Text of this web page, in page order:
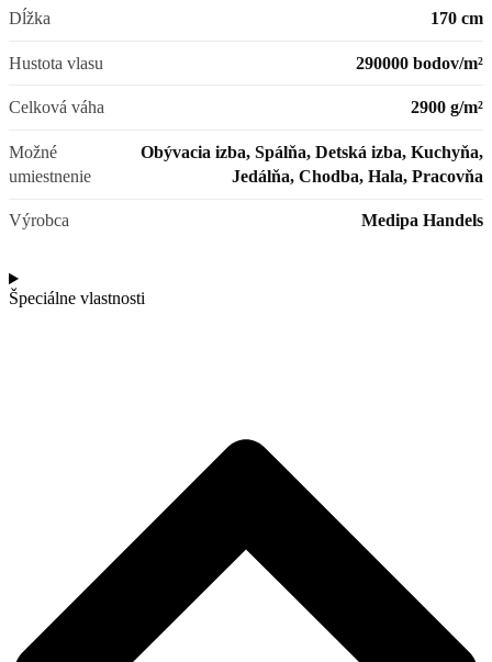
Dĺžka 170 cm
Hustota vlasu 290000 bodov/m²
Celková váha 2900 g/m²
Možné
umiestnenie
Obývacia izba, Spálňa, Detská izba, Kuchyňa,
Jedálňa, Chodba, Hala, Pracovňa
Výrobca Medipa Handels
Špeciálne vlastnosti